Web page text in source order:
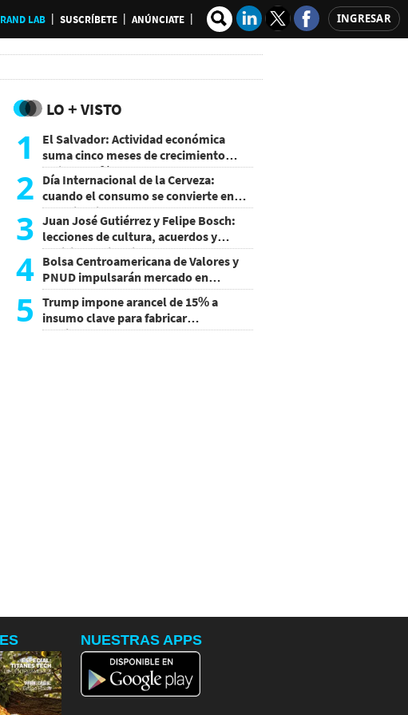
LAB SUSCRÍBETE ANÚNCIATE INGRESAR
LO + VISTO
1
El Salvador: Actividad económica
suma cinco meses de crecimiento
arriba de 4%
2 Día Internacional de la Cerveza:
cuando el consumo se convierte en
experiencia
3 Juan José Gutiérrez y Felipe Bosch:
lecciones de cultura, acuerdos y
decisiones sin miedo
4 Bolsa Centroamericana de Valores y
PNUD impulsarán mercado en
Honduras
5
Trump impone arancel de 15% a
insumo clave para fabricar
semiconductores y paneles
NUESTRAS APPS